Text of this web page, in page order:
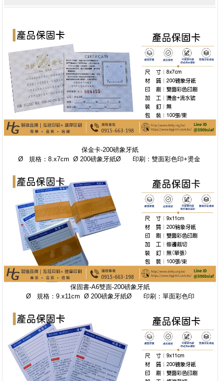
保金卡-200磅象牙紙
Ø 規格：8.x7cm Ø 200磅象牙紙Ø 印刷：雙面彩色印+燙金
保固書-A6雙面-200磅象牙紙
Ø 規格：9.x11cm Ø 200磅象牙紙Ø 印刷：單面彩色印